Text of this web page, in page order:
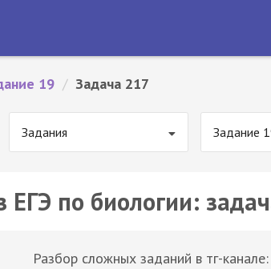
19 / Задача 217
Задания Задание
ЕГЭ по биологии:
Разбор сложных заданий в тг-канале: